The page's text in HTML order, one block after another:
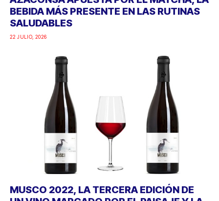
BEBIDA MÁS PRESENTE EN LAS RUTINAS
SALUDABLES
22 JULIO, 2026
MUSCO 2022, LA TERCERA EDICIÓN DE